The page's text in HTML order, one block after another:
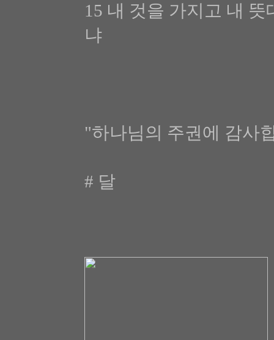
15 내 것을 가지고 내
냐
"하나님의 주권에 감사
# 달